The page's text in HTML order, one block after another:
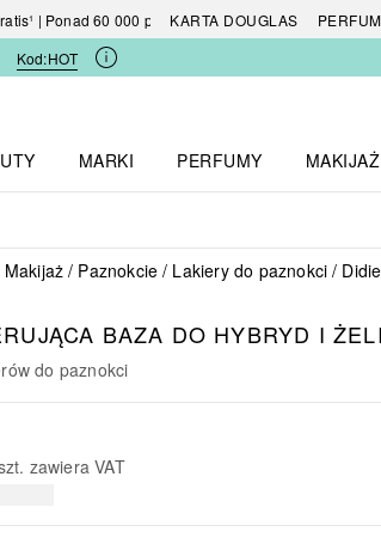
| Ponad 60 000 produktówKARTA DOUGLAS
Kod:HOT
główna Douglas
MARKI
PERFUMY
MAKIJAŻ
Makijaż Paznokcie Lakiery do paznokci
BAZA DO HYBRYD I
do paznokci
zawiera VAT